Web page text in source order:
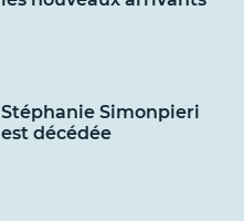
Stéphanie Simonpieri
est décédée